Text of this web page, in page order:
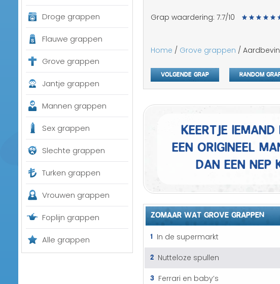
Droge grappen
Flauwe grappen
Grove grappen
Jantje grappen
Mannen grappen
Sex grappen
Slechte grappen
Turken grappen
Vrouwen grappen
Foplijn grappen
Alle grappen
Grap waardering: 7.7/10
Home / Grove grappen /
Volgende grap Random
Keertje
een origineel
dan een
ZOMAAR WAT GROVE GRAPPEN
1 In de supermarkt
2 Nutteloze spullen
3 Ferrari en baby’s